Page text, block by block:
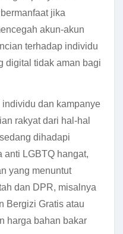
jika
akun-akun
terhadap individu
digital tidak aman bagi
dan kampanye
rakyat dari hal-hal
dihadapi
anti LGBTQ hangat,
yang menuntut
dan DPR, misalnya
Bergizi Gratis atau
harga bahan bakar